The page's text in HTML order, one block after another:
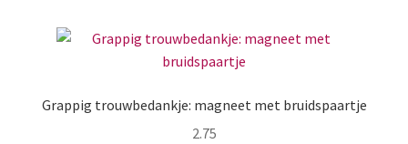
Grappig trouwbedankje: magneet met bruidspaartje
2.75